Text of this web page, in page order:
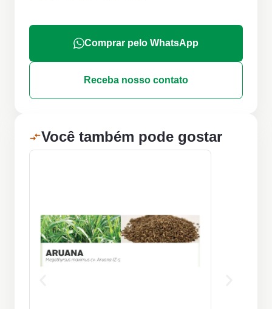
Comprar pelo WhatsApp
Receba nosso contato
Você também pode gostar